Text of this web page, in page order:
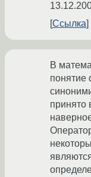
Ссылка
В
понятие
принято